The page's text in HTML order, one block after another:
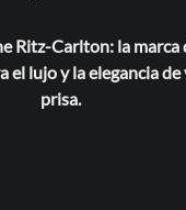
Ritz-Carlton: la marca
el lujo y la elegancia
prisa.